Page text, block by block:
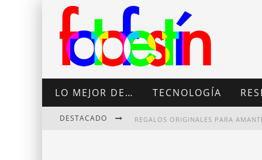
LO MEJOR DE… TECNOLOGÍA
DESTACADO